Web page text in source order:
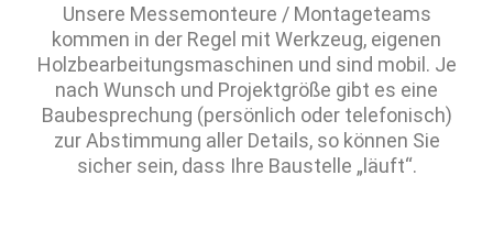
Unsere Messemonteure / Montageteams
kommen in der Regel mit Werkzeug, eigenen
Holzbearbeitungsmaschinen und sind mobil. Je
nach Wunsch und Projektgröße gibt es eine
Baubesprechung (persönlich oder telefonisch)
zur Abstimmung aller Details, so können Sie
sicher sein, dass Ihre Baustelle „läuft“.